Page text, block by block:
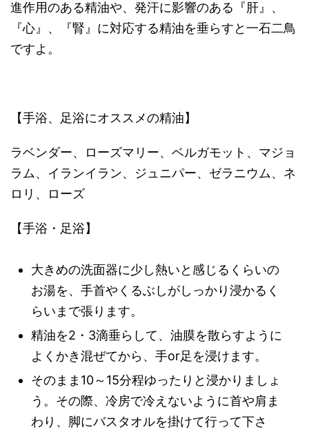
進作用のある精油や、発汗に影響のある『肝』、
『心』、『腎』に対応する精油を垂らすと一石二鳥
ですよ。
【手浴、足浴にオススメの精油】
ラベンダー、ローズマリー、ベルガモット、マジョ
ラム、イランイラン、ジュニパー、ゼラニウム、ネ
ロリ、ローズ
【手浴・足浴】
大きめの洗面器に少し熱いと感じるくらいの
お湯を、手首やくるぶしがしっかり浸かるく
らいまで張ります。
精油を2・3滴垂らして、油膜を散らすように
よくかき混ぜてから、手or足を浸けます。
そのまま10～15分程ゆったりと浸かりましょ
う。その際、冷房で冷えないように首や肩ま
わり、脚にバスタオルを掛けて行って下さ